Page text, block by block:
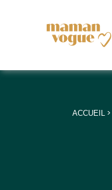
+
+
ACCUEIL >